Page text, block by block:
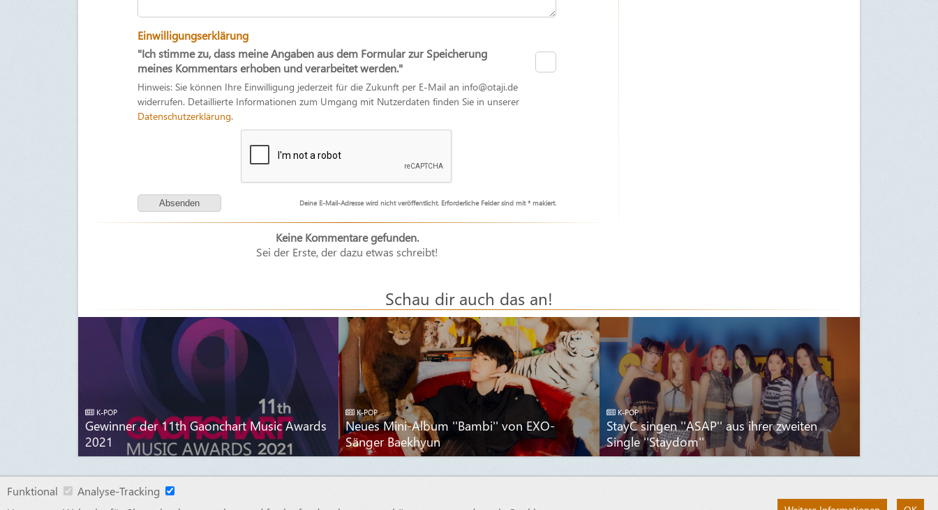
Funktional
Analyse-Tracking
Einwilligungserklärung
"Ich stimme zu, dass meine Angaben aus dem Formular zur Speicherung
meines Kommentars erhoben und verarbeitet werden."
Hinweis: Sie können Ihre Einwilligung jederzeit für die Zukunft per E-Mail an info@otaji.de
widerrufen. Detaillierte Informationen zum Umgang mit Nutzerdaten finden Sie in unserer
Datenschutzerklärung.
Deine E-Mail-Adresse wird nicht veröffentlicht. Erforderliche Felder sind mit * makiert.
Keine Kommentare gefunden.
Sei der Erste, der dazu etwas schreibt!
Schau dir auch das an!
K-POP
Gewinner der 11th Gaonchart Music Awards
2021
K-POP
Neues Mini-Album ''Bambi'' von EXO-
Sänger Baekhyun
K-POP
StayC singen ''ASAP'' aus ihrer zweiten
Single ''Staydom''